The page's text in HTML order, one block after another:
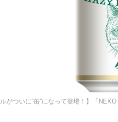
がついに“缶”になって登場！】「